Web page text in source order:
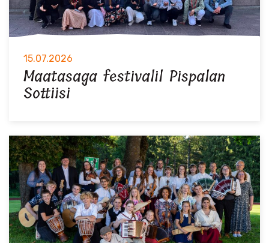
15.07.2026
Maatasaga festivalil Pispalan
Sottiisi